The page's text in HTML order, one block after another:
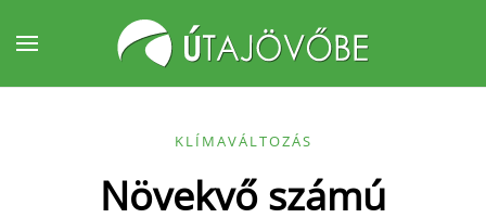
Fő tartalom átugrása
KLÍMAVÁLTOZÁS
Növekvő számú